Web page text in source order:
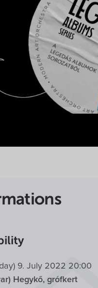
9. July 2022 20:00
Hegykő, grófkert